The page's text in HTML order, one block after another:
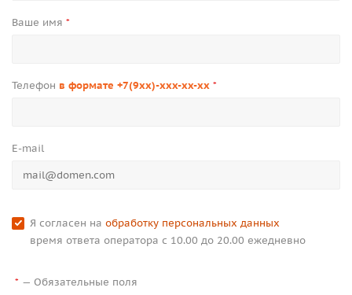
Ваше имя *
Телефон в формате +7(9xx)-xxx-xx-xx *
E-mail
Я согласен на обработку персональных данных
время ответа оператора с 10.00 до 20.00 ежедневно
* — Обязательные поля